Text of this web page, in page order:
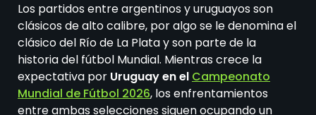
Los partidos entre argentinos y uruguayos son
clásicos de alto calibre, por algo se le denomina el
clásico del Río de La Plata y son parte de la
historia del fútbol Mundial. Mientras crece la
expectativa por Uruguay en el Campeonato
Mundial de Fútbol 2026, los enfrentamientos
entre ambas selecciones siguen ocupando un